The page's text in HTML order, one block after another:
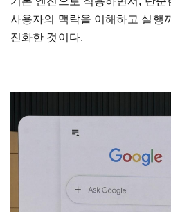
사용자의 맥락을 이해하고 실행
진화한 것이다.